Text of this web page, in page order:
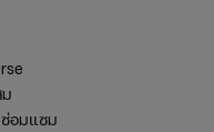
อมแซม